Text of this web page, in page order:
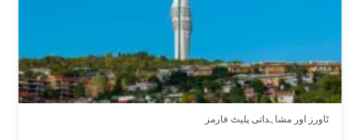
ٹاورز اور مشاہداتی پلیٹ فارمز